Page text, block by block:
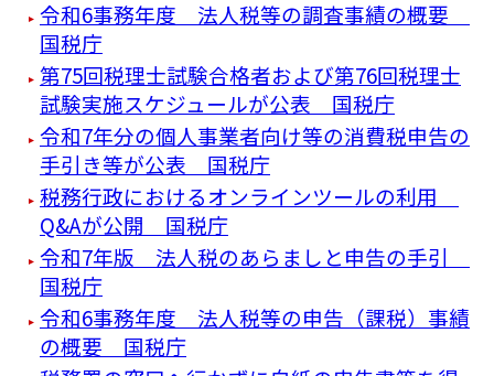
令和6事務年度 法人税等の調査事績の概要
国税庁
第75回税理士試験合格者および第76回税理士
試験実施スケジュールが公表 国税庁
令和7年分の個人事業者向け等の消費税申告の
手引き等が公表 国税庁
税務行政におけるオンラインツールの利用
Q&Aが公開 国税庁
令和7年版 法人税のあらましと申告の手引
国税庁
令和6事務年度 法人税等の申告（課税）事績
の概要 国税庁